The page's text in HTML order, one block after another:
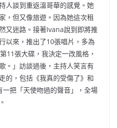
人談到重返溫哥華的感覺。她
， 但又像旅遊。因為她這次租
又迷路。 接著Ivana說到即將推
以來，推出了10張唱片， 多為
11張大碟，我決定一改風格，
。」訪談過後， 主持人笑言有
的，包括《我真的受傷了》和
一把「天使吻過的聲音」，全場